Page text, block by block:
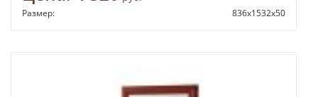
Размер: 836х1532х50